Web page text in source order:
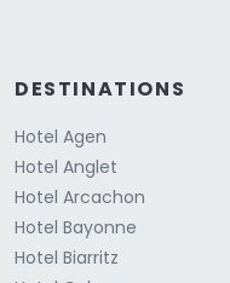
DESTINATIONS
Hotel Agen
Hotel Anglet
Hotel Arcachon
Hotel Bayonne
Hotel Biarritz